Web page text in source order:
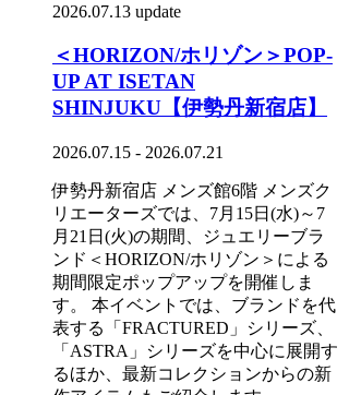
2026.07.13 update
＜HORIZON/ホリゾン＞POP-
UP AT ISETAN
SHINJUKU【伊勢丹新宿店】
2026.07.15 - 2026.07.21
伊勢丹新宿店 メンズ館6階 メンズク
リエーターズでは、7月15日(水)～7
月21日(火)の期間、ジュエリーブラ
ンド＜HORIZON/ホリゾン＞による
期間限定ポップアップを開催しま
す。 本イベントでは、ブランドを代
表する「FRACTURED」シリーズ、
「ASTRA」シリーズを中心に展開す
るほか、最新コレクションからの新